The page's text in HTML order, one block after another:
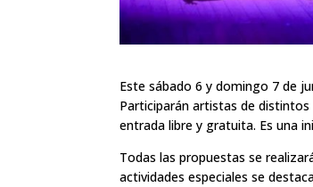
Este sábado 6 y domingo 7 de
Participarán artistas de distintos
entrada libre y gratuita. Es una
Todas las propuestas se
actividades especiales se